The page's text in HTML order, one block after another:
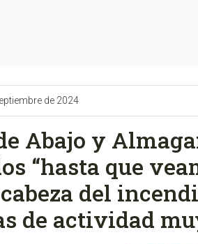
de 2024
Abajo y
“hasta que
del
de actividad